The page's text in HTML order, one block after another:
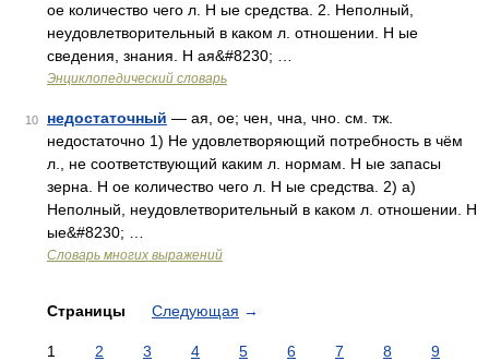
ое количество чего л. Н ые средства. 2. Неполный,
неудовлетворительный в каком л. отношении. Н ые
сведения, знания. Н ая&#8230; …
Энциклопедический словарь
10 недостаточный — ая, ое; чен, чна, чно. см. тж.
недостаточно 1) Не удовлетворяющий потребность в чём
л., не соответствующий каким л. нормам. Н ые запасы
зерна. Н ое количество чего л. Н ые средства. 2) а)
Неполный, неудовлетворительный в каком л. отношении. Н
ые&#8230; …
Словарь многих выражений
Страницы Следующая →
1 2 3 4 5 6 7 8
9